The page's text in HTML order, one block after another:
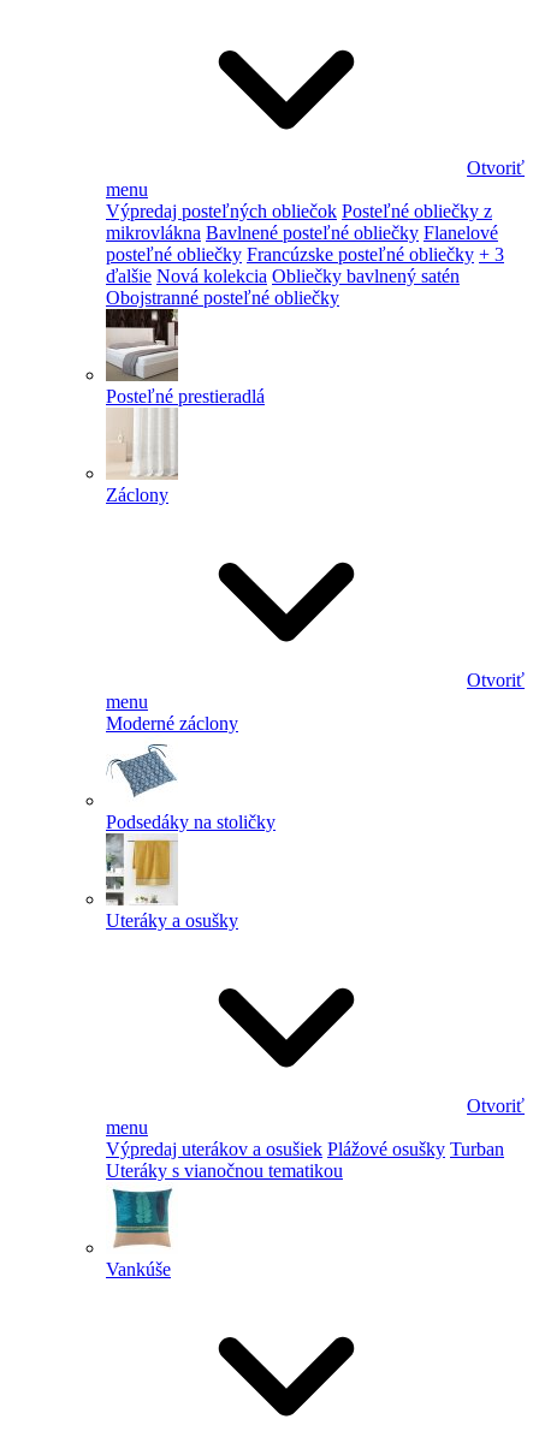
Otvoriť
menu
Výpredaj posteľných obliečok Posteľné obliečky z
mikrovlákna Bavlnené posteľné obliečky Flanelové
posteľné obliečky Francúzske posteľné obliečky + 3
ďalšie Nová kolekcia Obliečky bavlnený satén
Obojstranné posteľné obliečky
Posteľné prestieradlá
Záclony
Otvoriť
menu
Moderné záclony
Podsedáky na stoličky
Uteráky a osušky
Otvoriť
menu
Výpredaj uterákov a osušiek Plážové osušky Turban
Uteráky s vianočnou tematikou
Vankúše